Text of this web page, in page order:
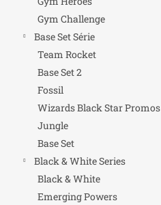
Gym Challenge
Base Set Série
Team Rocket
Base Set 2
Fossil
Wizards Black Star Promos
Jungle
Base Set
Black & White Series
Black & White
Emerging Powers